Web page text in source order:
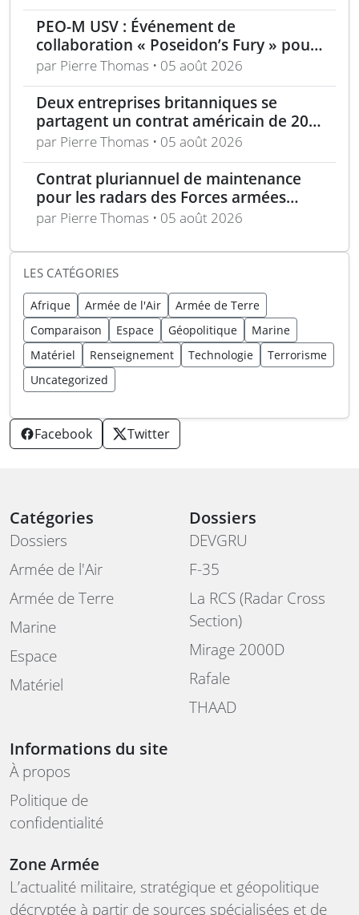
PEO-M USV : Événement de
collaboration « Poseidon’s Fury » pour
véhicules de surface sans pilote
par Pierre Thomas • 05 août 2026
Deux entreprises britanniques se
partagent un contrat américain de 200
M$ pour des systèmes barrières
par Pierre Thomas • 05 août 2026
Contrat pluriannuel de maintenance
pour les radars des Forces armées
polonaises
par Pierre Thomas • 05 août 2026
LES CATÉGORIES
Afrique Armée de l'Air
Armée de Terre
Comparaison
Espace Géopolitique
Marine
Matériel
Renseignement Technologie
Terrorisme
Uncategorized
Facebook Twitter
Catégories
Dossiers
Armée de l'Air
Armée de Terre
Marine
Espace
Matériel
Dossiers
DEVGRU
F-35
La RCS (Radar Cross
Section)
Mirage 2000D
Rafale
THAAD
Informations du site
À propos
Politique de
confidentialité
Zone Armée
L’actualité militaire, stratégique et géopolitique
décryptée à partir de sources spécialisées et de